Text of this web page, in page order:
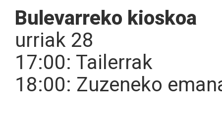
Bulevarreko kioskoa
urriak 28
17:00: Tailerrak
18:00: Zuzeneko